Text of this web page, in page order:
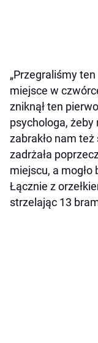
„Przegraliśmy ten
miejsce w
zniknął ten
psychologa,
zabrakło nam
zadrżała
miejscu, a mogło
Łącznie z
strzelając 13